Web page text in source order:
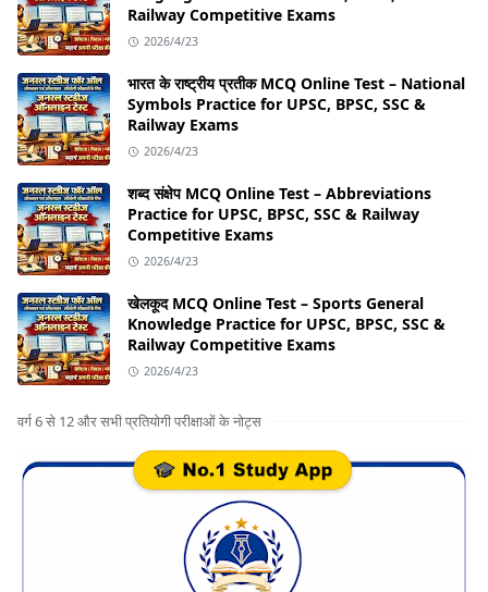
Railway Competitive Exams
2026/4/23
भारत के राष्ट्रीय प्रतीक MCQ Online Test – National
Symbols Practice for UPSC, BPSC, SSC &
Railway Exams
2026/4/23
शब्द संक्षेप MCQ Online Test – Abbreviations
Practice for UPSC, BPSC, SSC & Railway
Competitive Exams
2026/4/23
खेलकूद MCQ Online Test – Sports General
Knowledge Practice for UPSC, BPSC, SSC &
Railway Competitive Exams
2026/4/23
वर्ग 6 से 12 और सभी प्रतियोगी परीक्षाओं के नोट्स